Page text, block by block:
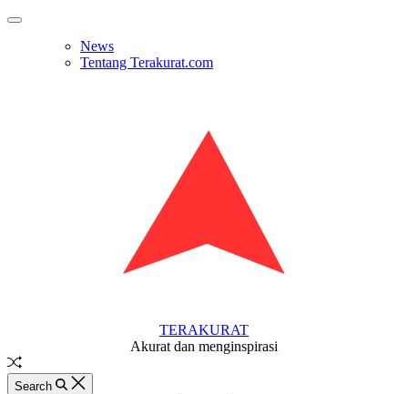
Skip
Off
News
Tentang Terakurat.com
TERAKURAT
Akurat dan menginspirasi
Random
Article
Search